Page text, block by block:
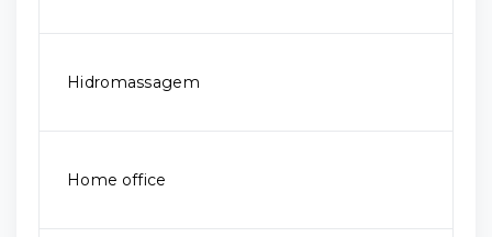
Hidromassagem
Home office